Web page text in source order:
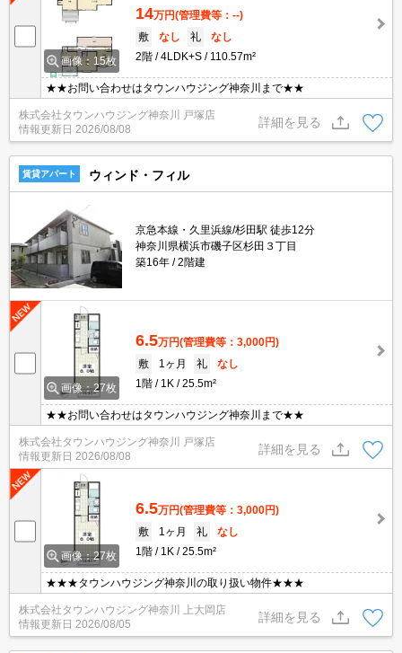
画像：15枚
14万円(管理費等：--)
敷
なし 礼
なし
2階
4LDK+S 110.57m²
★★お問い合わせはタウンハウジング神奈川まで★★
株式会社タウンハウジング神奈川 戸塚店
情報更新日 2026/08/08
詳細を見る
賃貸アパート ウィンド・フィル
京急本線・久里浜線/杉田駅 徒歩12分
神奈川県横浜市磯子区杉田３丁目
築16年
2階建
画像：27枚
6.5万円(管理費等：3,000円)
敷
1ヶ月 礼
なし
1階
1K 25.5m²
★★お問い合わせはタウンハウジング神奈川まで★★
株式会社タウンハウジング神奈川 戸塚店
情報更新日 2026/08/08
詳細を見る
画像：27枚
6.5万円(管理費等：3,000円)
敷
1ヶ月 礼
なし
1階
1K 25.5m²
★★★タウンハウジング神奈川の取り扱い物件★★★
株式会社タウンハウジング神奈川 上大岡店
情報更新日 2026/08/05
詳細を見る